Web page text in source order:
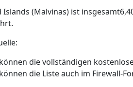
Islands (Malvinas) ist
die vollständigen
die Liste auch im Firewall-